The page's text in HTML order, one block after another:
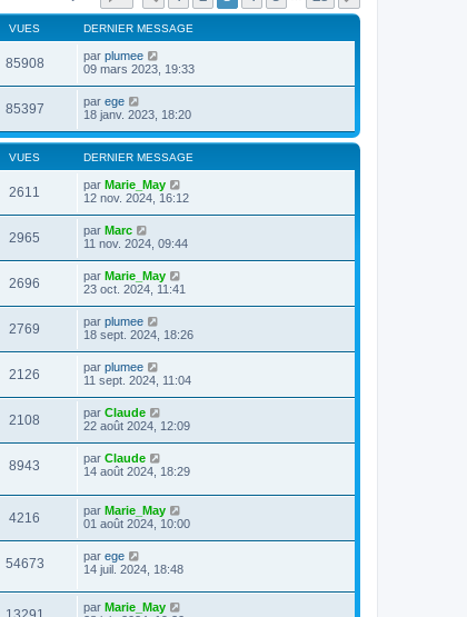
VUES DERNIER MESSAGE
85908 par plumee
09 mars 2023, 19:33
85397 par ege
18 janv. 2023, 18:20
VUES DERNIER MESSAGE
2611 par Marie_May
12 nov. 2024, 16:12
2965 par Marc
11 nov. 2024, 09:44
2696 par Marie_May
23 oct. 2024, 11:41
2769 par plumee
18 sept. 2024, 18:26
2126 par plumee
11 sept. 2024, 11:04
2108 par Claude
22 août 2024, 12:09
8943 par Claude
14 août 2024, 18:29
4216 par Marie_May
01 août 2024, 10:00
54673 par ege
14 juil. 2024, 18:48
par Marie_May